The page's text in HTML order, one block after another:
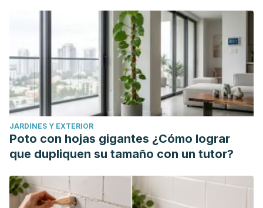
JARDINES Y EXTERIOR
Poto con hojas gigantes ¿Cómo lograr
que dupliquen su tamaño con un tutor?